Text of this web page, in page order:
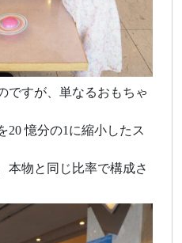
ですが、単なるおもちゃ
20 憶分の1に縮小したス
本物と同じ比率で構成さ